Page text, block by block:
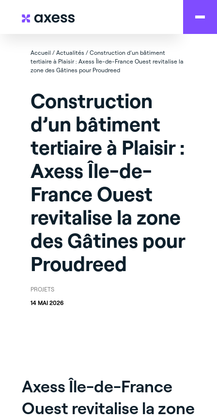
Accueil / Actualités / Construction d’un bâtiment
tertiaire à Plaisir : Axess Île-de-France Ouest revitalise la
zone des Gâtines pour Proudreed
Construction
d’un bâtiment
tertiaire à Plaisir :
Axess Île-de-
France Ouest
revitalise la zone
des Gâtines pour
Proudreed
PROJETS
14 MAI 2026
Axess Île-de-France
Ouest revitalise la zone